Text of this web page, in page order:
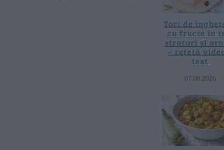
Tort de
cu fructe în
straturi și
– rețetă
text
07.08.2026